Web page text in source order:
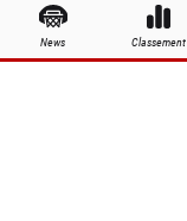
News Classement